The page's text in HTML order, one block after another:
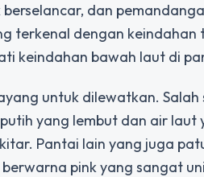
dan
terkenal dengan keindahan
keindahan bawah laut di
untuk dilewatkan.
yang lembut dan air laut
Pantai lain yang juga
pink yang sangat